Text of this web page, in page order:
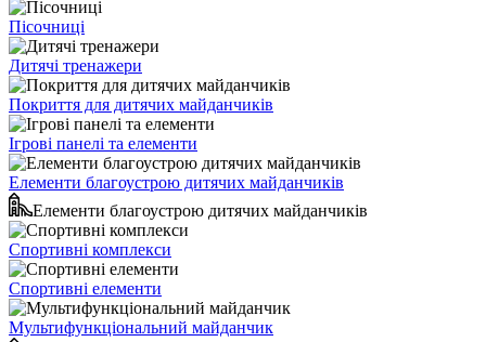
Пісочниці
Дитячі тренажери
Покриття для дитячих майданчиків
Ігрові панелі та елементи
Елементи благоустрою дитячих майданчиків
Елементи благоустрою дитячих майданчиків
Спортивні комплекси
Спортивні елементи
Мультифункціональний майданчик